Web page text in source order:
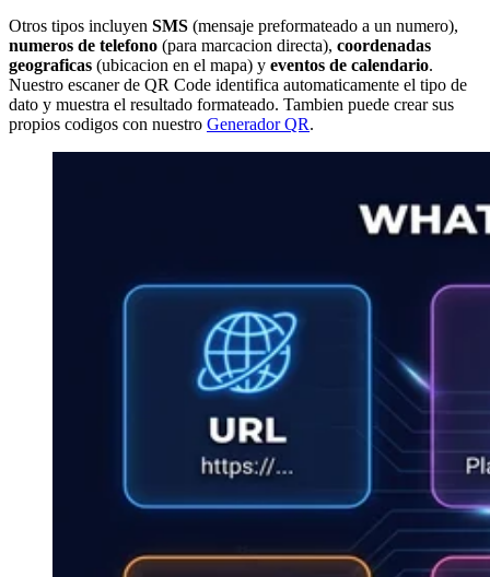
Otros tipos incluyen SMS (mensaje preformateado a un numero),
numeros de telefono (para marcacion directa), coordenadas
geograficas (ubicacion en el mapa) y eventos de calendario.
Nuestro escaner de QR Code identifica automaticamente el tipo de
dato y muestra el resultado formateado. Tambien puede crear sus
propios codigos con nuestro Generador QR.